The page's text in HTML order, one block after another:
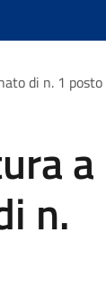
di n. 1
a
n.